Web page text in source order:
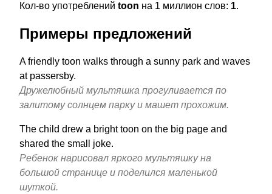
Кол-во употреблений toon на 1 миллион слов: 1.
Примеры предложений
A friendly toon walks through a sunny park and waves
at passersby.
Дружелюбный мультяшка прогуливается по
залитому солнцем парку и машет прохожим.
The child drew a bright toon on the big page and
shared the small joke.
Ребенок нарисовал яркого мультяшку на
большой странице и поделился маленькой
шуткой.